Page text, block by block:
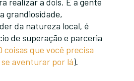
grandiosidade,
da natureza local, é
de superação e parceria
coisas que você precisa
aventurar por lá).